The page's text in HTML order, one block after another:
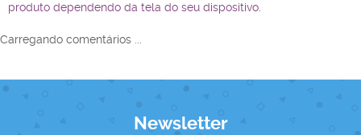
produto dependendo da tela do seu dispositivo.
Carregando comentários ...
Newsletter